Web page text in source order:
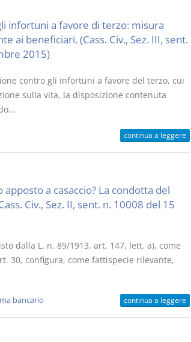
infortuni a favore di terzo: misura
ai beneficiari. (Cass. Civ., Sez. III, sent.
2015)
contro gli infortuni a favore del terzo, cui
sulla vita, la disposizione contenuta
continua a leggere
a casaccio? La condotta del
Civ., Sez. II, sent. n. 10008 del 15
dalla L. n. 89/1913, art. 147, lett. a), come
30, configura, come fattispecie rilevante,
bancario continua a leggere